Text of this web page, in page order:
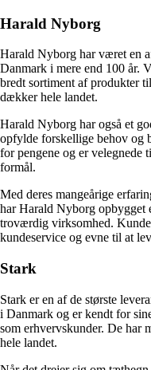
Harald Nyborg
Harald Nyborg har været en
Danmark i mere end 100 år.
bredt sortiment af produkter
dækker hele landet.
Harald Nyborg har også et
opfylde forskellige behov og
for pengene og er velegnede
formål.
Med deres mangeårige
har Harald Nyborg opbygget
troværdig virksomhed.
kundeservice og evne til at
Stark
Stark er en af de største
i Danmark og er kendt for
som erhvervskunder. De har
hele landet.